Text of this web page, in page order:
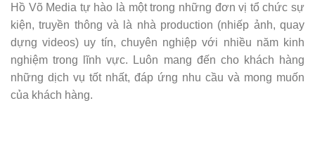
Hồ Võ Media tự hào là một trong những đơn vị tổ chức sự
kiện, truyền thông và là nhà production (nhiếp ảnh, quay
dựng videos) uy tín, chuyên nghiệp với nhiều năm kinh
nghiệm trong lĩnh vực. Luôn mang đến cho khách hàng
những dịch vụ tốt nhất, đáp ứng nhu cầu và mong muốn
của khách hàng.